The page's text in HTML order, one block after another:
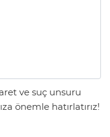
ve suç unsuru
önemle hatırlatırız!